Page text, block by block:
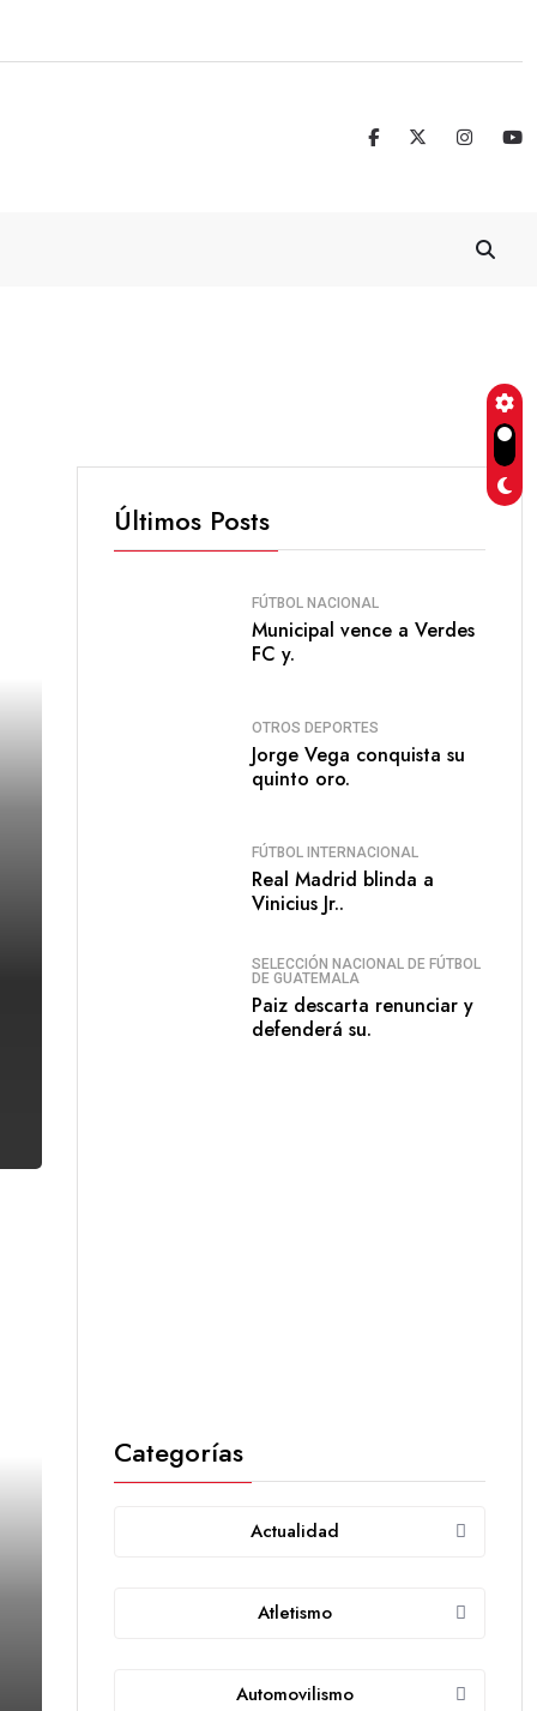
Últimos Posts
FÚTBOL NACIONAL
Municipal vence a Verdes
FC y.
OTROS DEPORTES
Jorge Vega conquista su
quinto oro.
FÚTBOL INTERNACIONAL
Real Madrid blinda a
Vinicius Jr..
SELECCIÓN NACIONAL DE FÚTBOL
DE GUATEMALA
Paiz descarta renunciar y
defenderá su.
Categorías
Actualidad
Atletismo
Automovilismo